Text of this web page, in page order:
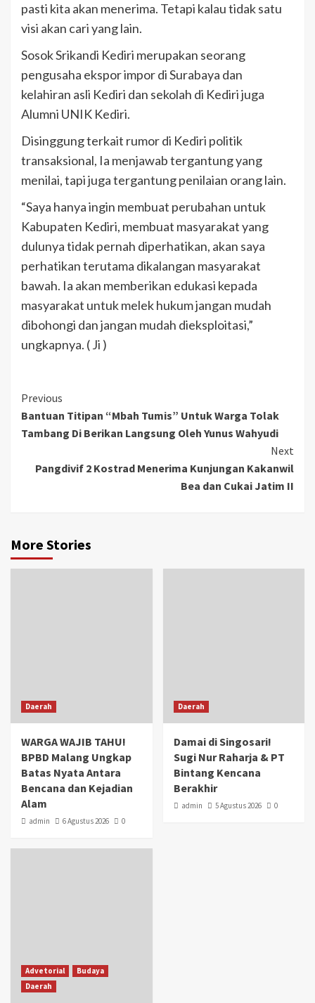
pasti kita akan menerima. Tetapi kalau tidak satu
visi akan cari yang lain.
Sosok Srikandi Kediri merupakan seorang
pengusaha ekspor impor di Surabaya dan
kelahiran asli Kediri dan sekolah di Kediri juga
Alumni UNIK Kediri.
Disinggung terkait rumor di Kediri politik
transaksional, Ia menjawab tergantung yang
menilai, tapi juga tergantung penilaian orang lain.
“Saya hanya ingin membuat perubahan untuk
Kabupaten Kediri, membuat masyarakat yang
dulunya tidak pernah diperhatikan, akan saya
perhatikan terutama dikalangan masyarakat
bawah. Ia akan memberikan edukasi kepada
masyarakat untuk melek hukum jangan mudah
dibohongi dan jangan mudah dieksploitasi,”
ungkapnya. ( Ji )
Previous
Bantuan Titipan “Mbah Tumis” Untuk Warga Tolak
Tambang Di Berikan Langsung Oleh Yunus Wahyudi
Next
Pangdivif 2 Kostrad Menerima Kunjungan Kakanwil
Bea dan Cukai Jatim II
More Stories
Daerah
WARGA WAJIB TAHU!
BPBD Malang Ungkap
Batas Nyata Antara
Bencana dan Kejadian
Alam
admin 6 Agustus 2026 0
Daerah
Damai di Singosari!
Sugi Nur Raharja & PT
Bintang Kencana
Berakhir
admin 5 Agustus 2026 0
Advetorial
Budaya
Daerah